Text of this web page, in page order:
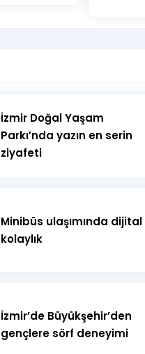
İzmir Doğal Yaşam
Parkı’nda yazın en serin
ziyafeti
Minibüs ulaşımında dijital
kolaylık
İzmir’de Büyükşehir’den
gençlere sörf deneyimi